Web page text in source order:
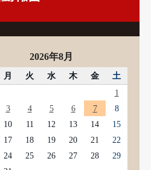
2026年8月
月 火 水 木 金
土
1
3 4 5 6 7
8
10 11 12 13 14
15
17 18 19 20 21
22
24 25 26 27 28
29